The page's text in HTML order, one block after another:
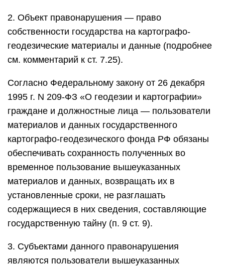
2. Объект правонарушения — право
собственности государства на картографо-
геодезические материалы и данные (подробнее
см. комментарий к ст. 7.25).
Согласно Федеральному закону от 26 декабря
1995 г. N 209-ФЗ «О геодезии и картографии»
граждане и должностные лица — пользователи
материалов и данных государственного
картографо-геодезического фонда РФ обязаны
обеспечивать сохранность полученных во
временное пользование вышеуказанных
материалов и данных, возвращать их в
установленные сроки, не разглашать
содержащиеся в них сведения, составляющие
государственную тайну (п. 9 ст. 9).
3. Субъектами данного правонарушения
являются пользователи вышеуказанных